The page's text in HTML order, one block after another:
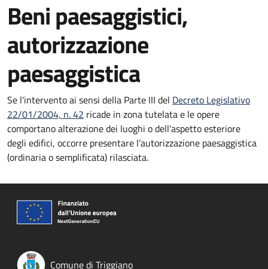
Beni paesaggistici,
autorizzazione
paesaggistica
Se l'intervento ai sensi della Parte III del Decreto Legislativo
22/01/2004, n. 42 ricade in zona tutelata e le opere
comportano alterazione dei luoghi o dell'aspetto esteriore
degli edifici, occorre presentare l’autorizzazione paesaggistica
(ordinaria o semplificata) rilasciata.
Comune di Triggiano